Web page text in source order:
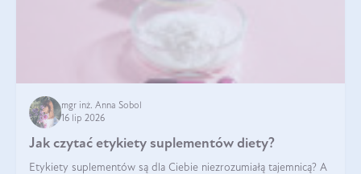
mgr inż. Anna Sobol
16 lip 2026
Jak czytać etykiety suplementów diety?
Etykiety suplementów są dla Ciebie niezrozumiałą tajemnicą? A